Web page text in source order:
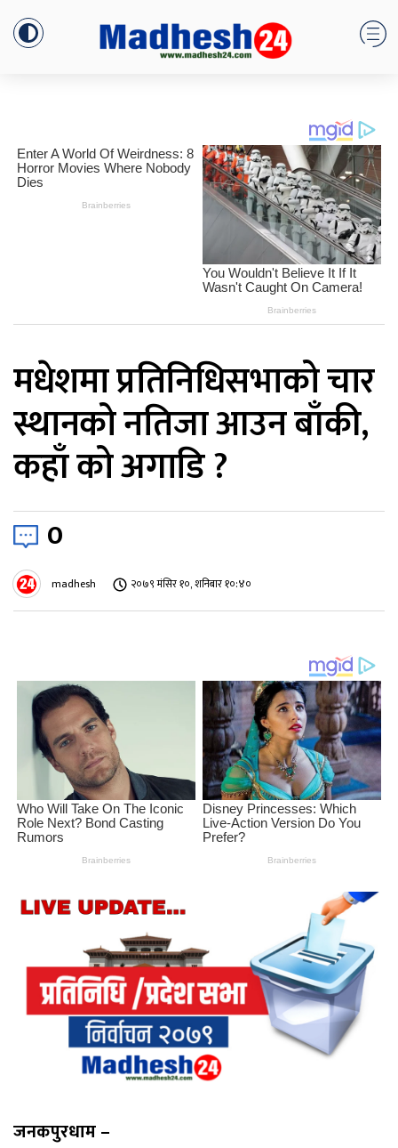
मधेशमा प्रतिनिधिसभाको चार
स्थानको नतिजा आउन बाँकी,
कहाँ को अगाडि ?
0
madhesh २०७९ मंसिर १०, शनिबार १०:४०
जनकपुरधाम –